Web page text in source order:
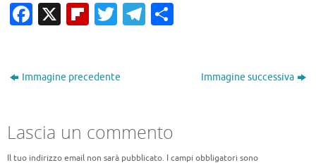
Facebook
X Flipboard
TwitterTelegram
Immagine precedente Immagine successiva
Lascia un commento
Il tuo indirizzo email non sarà pubblicato. I campi obbligatori sono